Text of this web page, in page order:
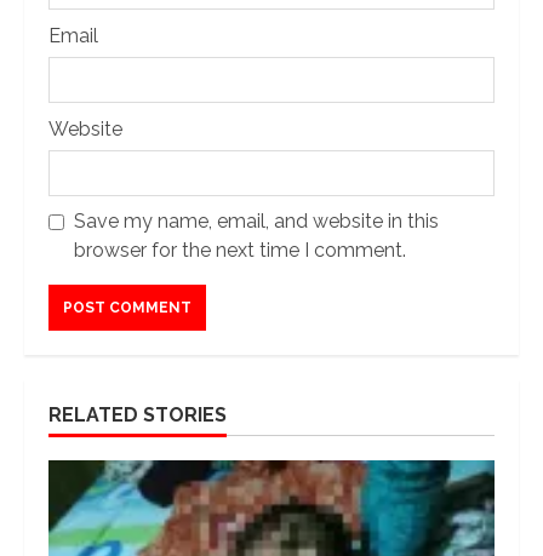
Email
Website
Save my name, email, and website in this
browser for the next time I comment.
RELATED STORIES